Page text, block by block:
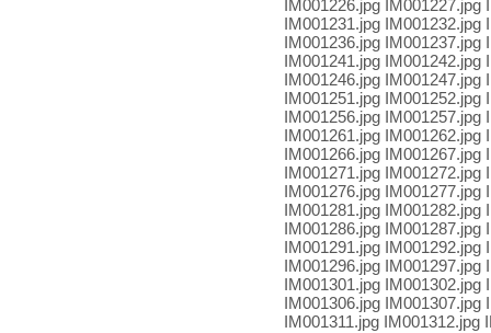
IM001226.jpg IM001227.jpg
IM001231.jpg IM001232.jpg
IM001236.jpg IM001237.jpg
IM001241.jpg IM001242.jpg
IM001246.jpg IM001247.jpg
IM001251.jpg IM001252.jpg
IM001256.jpg IM001257.jpg
IM001261.jpg IM001262.jpg
IM001266.jpg IM001267.jpg
IM001271.jpg IM001272.jpg
IM001276.jpg IM001277.jpg
IM001281.jpg IM001282.jpg
IM001286.jpg IM001287.jpg
IM001291.jpg IM001292.jpg
IM001296.jpg IM001297.jpg
IM001301.jpg IM001302.jpg
IM001306.jpg IM001307.jpg
IM001311.jpg IM001312.jpg